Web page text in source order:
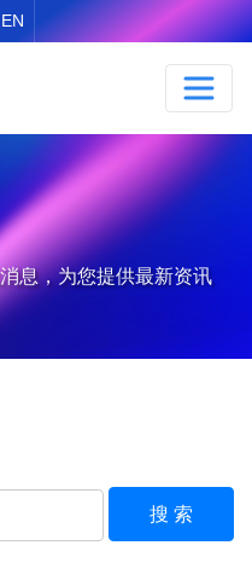
EN
息，为您提供最新资讯
搜 索